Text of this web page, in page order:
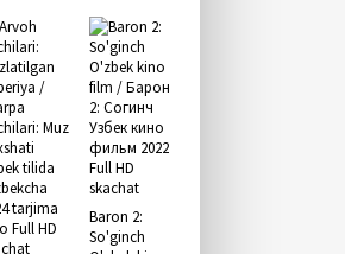
Baron 2:
So'ginch